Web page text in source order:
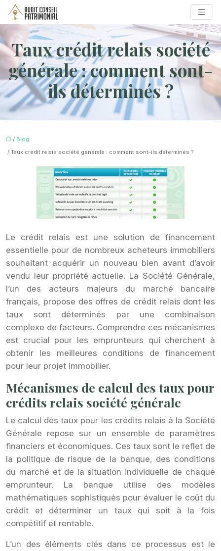
Taux crédit relais société
générale : comment sont-
ils déterminés ?
/ Blog
/ Taux crédit relais société générale : comment sont-ils déterminés ?
Le crédit relais est une solution de financement
essentielle pour de nombreux acheteurs immobiliers
souhaitant acquérir un nouveau bien avant d’avoir
vendu leur propriété actuelle. La Société Générale,
l’un des acteurs majeurs du marché bancaire
français, propose des offres de crédit relais dont les
taux sont déterminés par une combinaison
complexe de facteurs. Comprendre ces mécanismes
est crucial pour les emprunteurs qui cherchent à
obtenir les meilleures conditions de financement
pour leur projet immobilier.
Mécanismes de calcul des taux pour
crédits relais société générale
Le calcul des taux pour les crédits relais à la Société
Générale repose sur un ensemble de paramètres
financiers et économiques. Ces taux sont le reflet de
la politique de risque de la banque, des conditions
du marché et de la situation individuelle de chaque
emprunteur. La banque utilise des modèles
mathématiques sophistiqués pour évaluer le coût du
crédit et déterminer un taux qui soit à la fois
compétitif et rentable.
L’un des éléments clés dans ce processus est le